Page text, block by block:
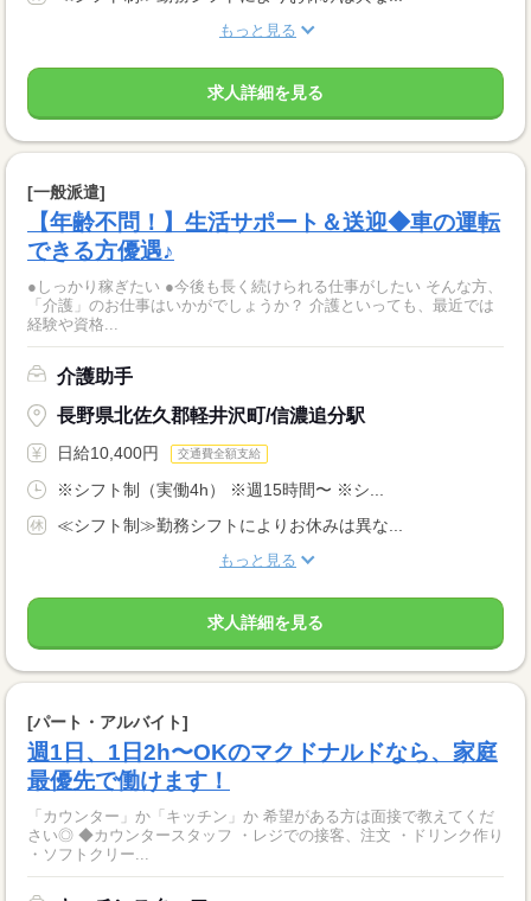
もっと見る
求人詳細を見る
[一般派遣]
【年齢不問！】生活サポート＆送迎◆車の運転
できる方優遇♪
●しっかり稼ぎたい ●今後も長く続けられる仕事がしたい そんな方、
「介護」のお仕事はいかがでしょうか？ 介護といっても、最近では
経験や資格...
介護助手
長野県北佐久郡軽井沢町/信濃追分駅
日給10,400円 交通費全額支給
※シフト制（実働4h） ※週15時間〜 ※シ...
≪シフト制≫勤務シフトによりお休みは異な...
もっと見る
求人詳細を見る
[パート・アルバイト]
週1日、1日2h〜OKのマクドナルドなら、家庭
最優先で働けます！
「カウンター」か「キッチン」か 希望がある方は面接で教えてくだ
さい◎ ◆カウンタースタッフ ・レジでの接客、注文 ・ドリンク作り
・ソフトクリー...